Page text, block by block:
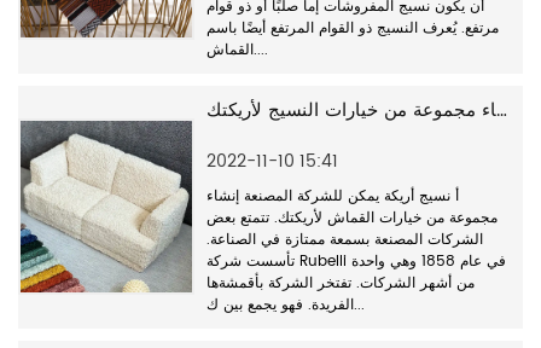
أن يكون نسيج المفروشات إما صلبًا أو ذو قوام
مرتفع. يُعرف النسيج ذو القوام المرتفع أيضًا باسم
القماش....
يمكن لمصنع قماش الأريكة إنشاء مجموعة من خيارات النسيج لأريكتك
2022-11-10 15:41
أ نسيج أريكة يمكن للشركة المصنعة إنشاء
مجموعة من خيارات القماش لأريكتك. تتمتع بعض
الشركات المصنعة بسمعة ممتازة في الصناعة.
تأسست شركة Rubelli في عام 1858 وهي واحدة
من أشهر الشركات. تفتخر الشركة بأقمشةها
الفريدة. فهو يجمع بين ك...